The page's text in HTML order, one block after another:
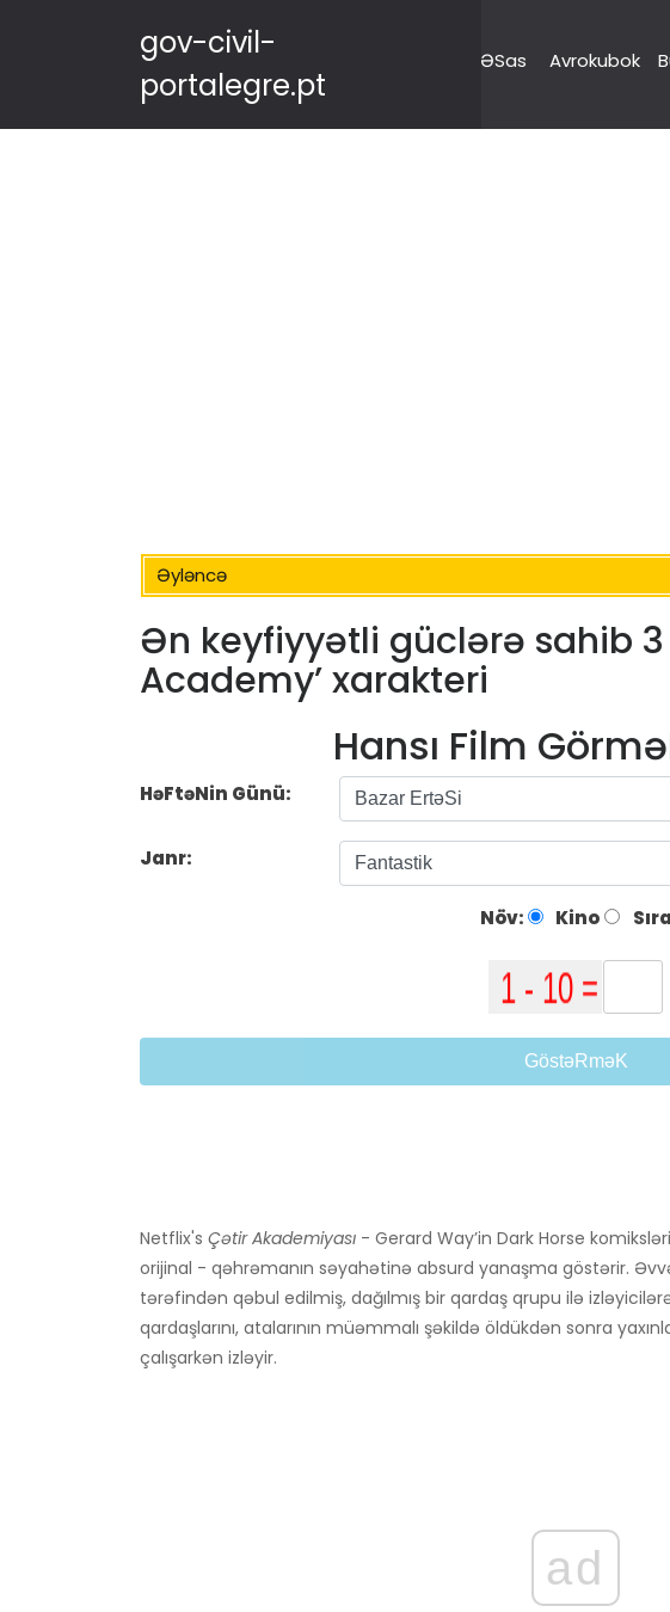
gov-civil-
portalegre.pt
ƏSas Avrokubok
Əyləncə
Ən keyfiyyətli güclərə sahib 3
Academy’ xarakteri
Hansı Film
HəFtəNin Günü:
Janr:
Növ: Kino Sıra
GöstəRməK
Netflix's Çətir Akademiyası - Gerard Way’in Dark Horse
orijinal - qəhrəmanın səyahətinə absurd yanaşma göstərir.
tərəfindən qəbul edilmiş, dağılmış bir qardaş qrupu ilə
qardaşlarını, atalarının müəmmalı şəkildə öldükdən sonra
çalışarkən izləyir.
ad